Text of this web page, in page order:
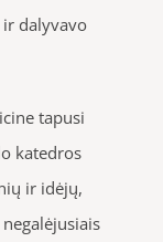
dalyvavo
tapusi
katedros
ir idėjų,